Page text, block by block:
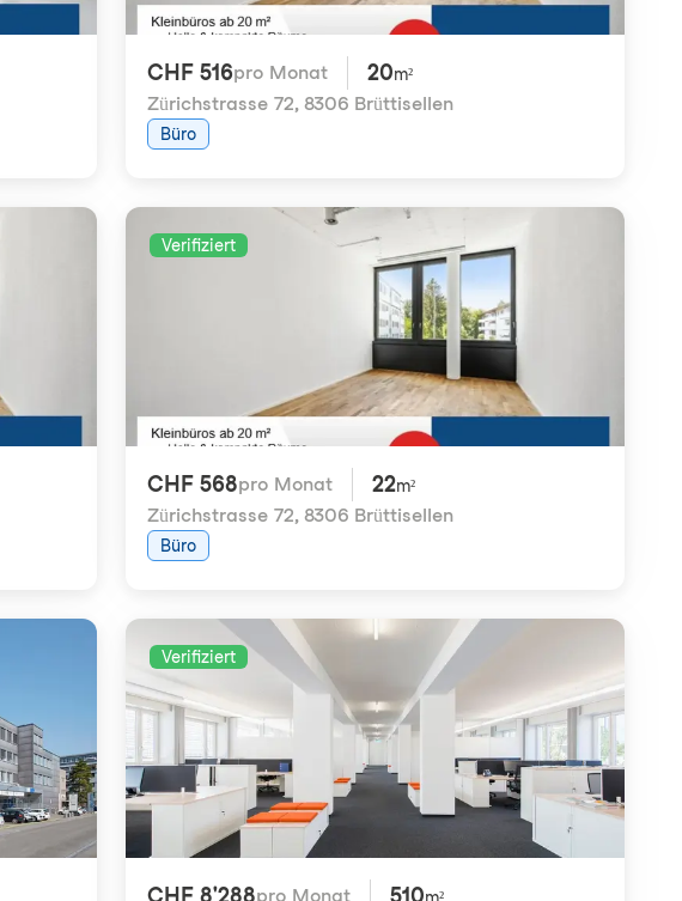
CHF 516pro Monat 20m²
Zürichstrasse 72, 8306 Brüttisellen
Büro
Verifiziert
CHF 568pro Monat 22m²
Zürichstrasse 72, 8306 Brüttisellen
Büro
Verifiziert
CHF 8'288pro Monat 510